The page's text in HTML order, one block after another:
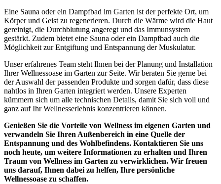
Eine Sauna oder ein Dampfbad im Garten ist der perfekte Ort, um
Körper und Geist zu regenerieren. Durch die Wärme wird die Haut
gereinigt, die Durchblutung angeregt und das Immunsystem
gestärkt. Zudem bietet eine Sauna oder ein Dampfbad auch die
Möglichkeit zur Entgiftung und Entspannung der Muskulatur.
Unser erfahrenes Team steht Ihnen bei der Planung und Installation
Ihrer Wellnessoase im Garten zur Seite. Wir beraten Sie gerne bei
der Auswahl der passenden Produkte und sorgen dafür, dass diese
nahtlos in Ihren Garten integriert werden. Unsere Experten
kümmern sich um alle technischen Details, damit Sie sich voll und
ganz auf Ihr Wellnesserlebnis konzentrieren können.
Genießen Sie die Vorteile von Wellness im eigenen Garten und
verwandeln Sie Ihren Außenbereich in eine Quelle der
Entspannung und des Wohlbefindens. Kontaktieren Sie uns
noch heute, um weitere Informationen zu erhalten und Ihren
Traum von Wellness im Garten zu verwirklichen. Wir freuen
uns darauf, Ihnen dabei zu helfen, Ihre persönliche
Wellnessoase zu schaffen.